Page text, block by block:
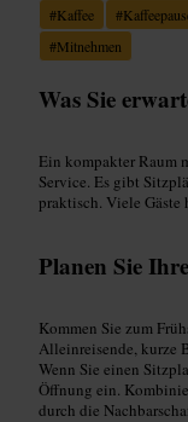
#Kaffee #
#Mitnehmen
Was Sie
Ein kompakter Raum
Service. Es gibt
praktisch. Viele
Planen Sie
Kommen Sie zum
Alleinreisende, kurze
Wenn Sie einen
Öffnung ein.
durch die